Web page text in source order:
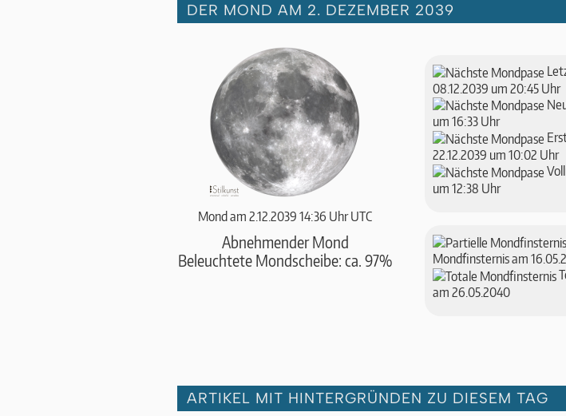
DER MOND AM 2. DEZEMBER 2039
Mond am 2.12.2039 14:36 Uhr UTC
Abnehmender Mond
Beleuchtete Mondscheibe: ca. 97%
08.12.2039 um 20:45 Uhr
um 16:33 Uhr
22.12.2039 um 10:02 Uhr
um 12:38 Uhr
Mondfinsternis am
am 26.05.2040
ARTIKEL MIT HINTERGRÜNDEN ZU DIESEM TAG